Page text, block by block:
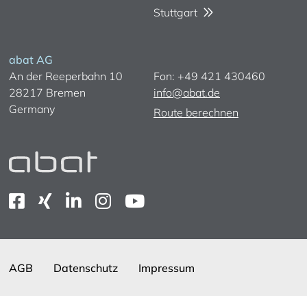
Stuttgart
abat AG
An der Reeperbahn 10
28217 Bremen
Germany
Fon: +49 421 430460
info@abat.de
Route berechnen
AGB Datenschutz Impressum